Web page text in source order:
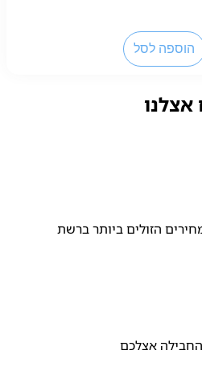
הוספה לסל
הזולים ביותר ברשת
אצלכם